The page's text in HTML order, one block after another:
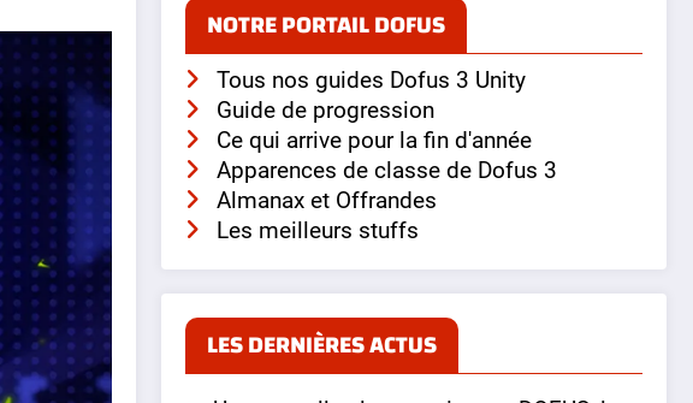
NOTRE PORTAIL DOFUS
Tous nos guides Dofus 3 Unity
Guide de progression
Ce qui arrive pour la fin d'année
Apparences de classe de Dofus 3
Almanax et Offrandes
Les meilleurs stuffs
LES DERNIÈRES ACTUS